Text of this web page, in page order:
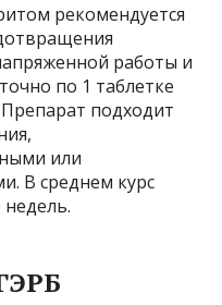
рекомендуется
работы и
по 1 таблетке
подходит
или
В среднем курс